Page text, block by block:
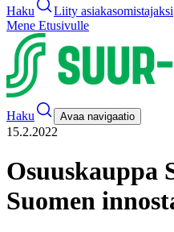
Haku
Liity asiakasomistajaksi
Mene Etusivulle
Haku Avaa navigaatio
15.2.2022
Osuuskauppa
Suomen